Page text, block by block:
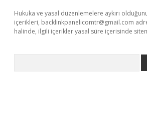
Hukuka ve yasal düzenlemelere aykırı
içerikleri, backlinkpanelicomtr@gmail.com
halinde, ilgili içerikler yasal süre içerisinde